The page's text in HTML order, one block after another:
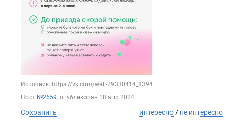
Источник: https://vk.com/wall-29330414_8394
Пост №2659, опубликован 18 апр 2024
Сохранить интересно / не интересно